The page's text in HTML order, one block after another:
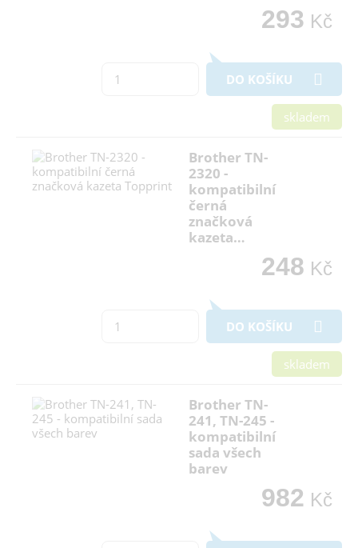
293 Kč
DO KOŠÍKU
skladem
Brother TN-
2320 -
kompatibilní
černá
značková
kazeta…
248 Kč
DO KOŠÍKU
skladem
Brother TN-
241, TN-245 -
kompatibilní
sada všech
barev
982 Kč